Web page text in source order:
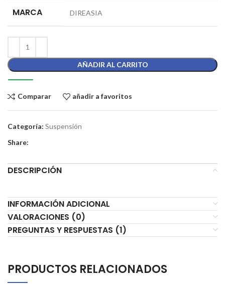
MARCA DIREASIA
AÑADIR AL CARRITO
Comparar añadir a favoritos
Categoría: Suspensión
Share:
DESCRIPCIÓN
INFORMACIÓN ADICIONAL
VALORACIONES (0)
PREGUNTAS Y RESPUESTAS (1)
PRODUCTOS RELACIONADOS